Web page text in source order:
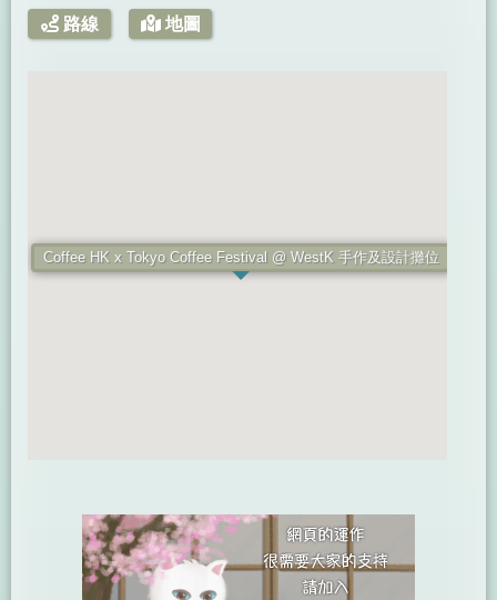
路線
地圖
Coffee HK x Tokyo Coffee Festival @ WestK 手作及設計攤位